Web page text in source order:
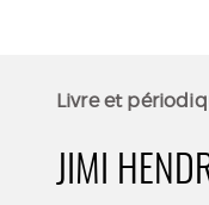
Livre et
JIMI